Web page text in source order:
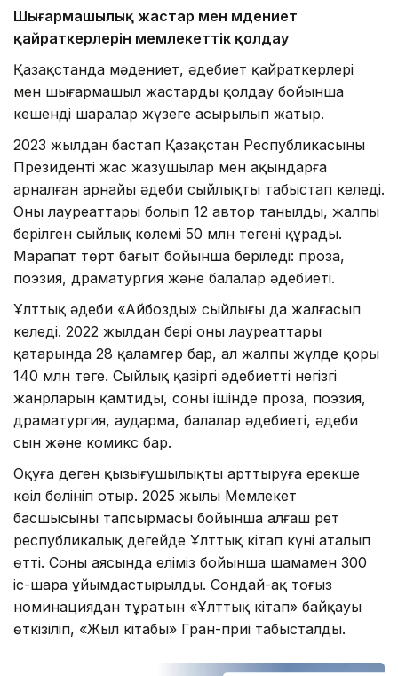
Шығармашылық жастар мен мәдениет
қайраткерлерін мемлекеттік қолдау
Қазақстанда мәдениет, әдебиет қайраткерлері
мен шығармашыл жастарды қолдау бойынша
кешенді шаралар жүзеге асырылып жатыр.
2023 жылдан бастап Қазақстан Республикасының
Президенті жас жазушылар мен ақындарға
арналған арнайы әдеби сыйлықты табыстап келеді.
Оның лауреаттары болып 12 автор танылды, жалпы
берілген сыйлық көлемі 50 млн теңгені құрады.
Марапат төрт бағыт бойынша беріледі: проза,
поэзия, драматургия және балалар әдебиеті.
Ұлттық әдеби «Айбозды» сыйлығы да жалғасып
келеді. 2022 жылдан бері оның лауреаттары
қатарында 28 қаламгер бар, ал жалпы жүлде қоры
140 млн теңге. Сыйлық қазіргі әдебиеттің негізгі
жанрларын қамтиды, соның ішінде проза, поэзия,
драматургия, аударма, балалар әдебиеті, әдеби
сын және комикс бар.
Оқуға деген қызығушылықты арттыруға ерекше
көңіл бөлініп отыр. 2025 жылы Мемлекет
басшысының тапсырмасы бойынша алғаш рет
республикалық деңгейде Ұлттық кітап күні аталып
өтті. Соның аясында еліміз бойынша шамамен 300
іс-шара ұйымдастырылды. Сондай-ақ тоғыз
номинациядан тұратын «Ұлттық кітап» байқауы
өткізіліп, «Жыл кітабы» Гран-приі табысталды.